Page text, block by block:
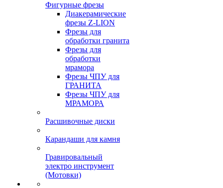
Фигурные фрезы
Диакерамические
фрезы Z-LION
Фрезы для
обработки гранита
Фрезы для
обработки
мрамора
Фрезы ЧПУ для
ГРАНИТА
Фрезы ЧПУ для
МРАМОРА
Расшивочные диски
Карандаши для камня
Гравировальный
электро инструмент
(Мотовки)